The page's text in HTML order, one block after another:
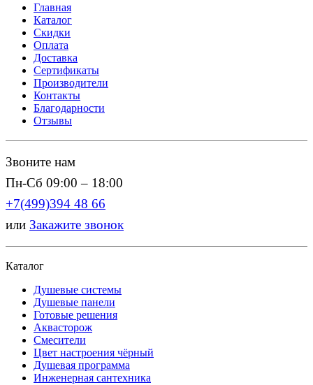
Главная
Каталог
Скидки
Оплата
Доставка
Сертификаты
Производители
Контакты
Благодарности
Отзывы
Звоните нам
Пн-Сб 09:00 – 18:00
+7(499)394 48 66
или Закажите звонок
Каталог
Душевые системы
Душевые панели
Готовые решения
Аквасторож
Смесители
Цвет настроения чёрный
Душевая программа
Инженерная сантехника